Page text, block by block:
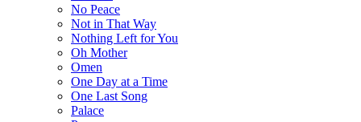
No Peace
Not in That Way
Nothing Left for You
Oh Mother
Omen
One Day at a Time
One Last Song
Palace